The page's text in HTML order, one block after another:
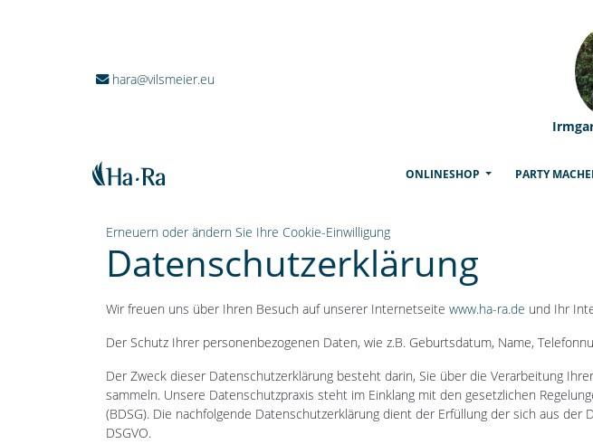
hara@vilsmeier.eu
ONLINESHOP (CURRENT)
PARTY
Erneuern oder ändern Sie Ihre Cookie-Einwilligung
Datenschutzerklärung
Wir freuen uns über Ihren Besuch auf unserer Internetseite www.ha-ra.de und Ihr
Der Schutz Ihrer personenbezogenen Daten, wie z.B. Geburtsdatum, Name,
Der Zweck dieser Datenschutzerklärung besteht darin, Sie über die Verarbeitung
sammeln. Unsere Datenschutzpraxis steht im Einklang mit den gesetzlichen
(BDSG). Die nachfolgende Datenschutzerklärung dient der Erfüllung der sich aus
DSGVO.